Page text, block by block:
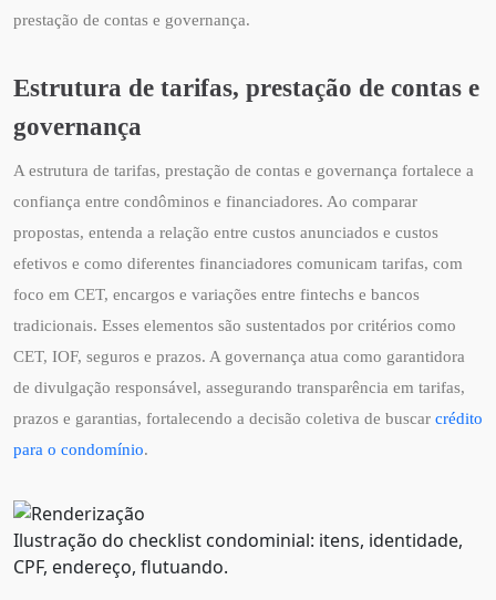
prestação de contas e governança.
Estrutura de tarifas, prestação de contas e
governança
A estrutura de tarifas, prestação de contas e governança fortalece a
confiança entre condôminos e financiadores. Ao comparar
propostas, entenda a relação entre custos anunciados e custos
efetivos e como diferentes financiadores comunicam tarifas, com
foco em CET, encargos e variações entre fintechs e bancos
tradicionais. Esses elementos são sustentados por critérios como
CET, IOF, seguros e prazos. A governança atua como garantidora
de divulgação responsável, assegurando transparência em tarifas,
prazos e garantias, fortalecendo a decisão coletiva de buscar crédito
para o condomínio.
Ilustração do checklist condominial: itens, identidade,
CPF, endereço, flutuando.